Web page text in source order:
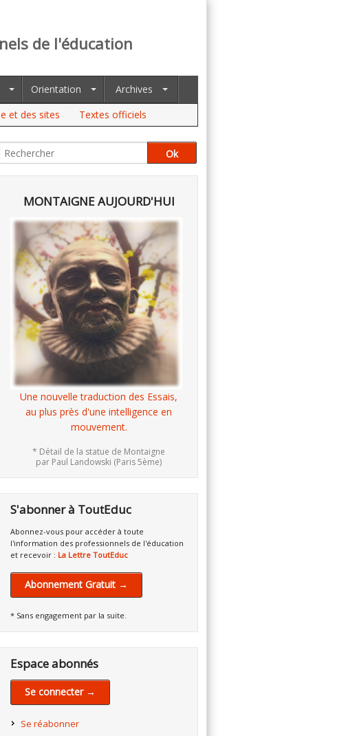
de l'éducation
Orientation
Archives
et des sites Textes officiels
MONTAIGNE AUJOURD'HUI
Une nouvelle traduction des Essais,
au plus près d'une intelligence en
mouvement.
* Détail de la statue de Montaigne
par Paul Landowski (Paris 5ème)
S'abonner à ToutEduc
Abonnez-vous pour accéder à toute
l'information des professionnels de l'éducation
et recevoir : La Lettre ToutEduc
Abonnement Gratuit →
* Sans engagement par la suite.
Espace abonnés
Se connecter →
Se réabonner